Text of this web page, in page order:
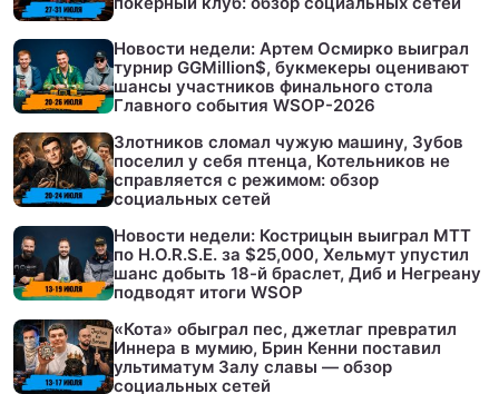
Новости недели: Артем Осмирко выиграл
турнир GGMillion$, букмекеры оценивают
шансы участников финального стола
Главного события WSOP-2026
Злотников сломал чужую машину, Зубов
поселил у себя птенца, Котельников не
справляется с режимом: обзор
социальных сетей
Новости недели: Кострицын выиграл МТТ
по H.O.R.S.E. за $25,000, Хельмут упустил
шанс добыть 18-й браслет, Диб и Негреану
подводят итоги WSOP
«Кота» обыграл пес, джетлаг превратил
Иннера в мумию, Брин Кенни поставил
ультиматум Залу славы — обзор
социальных сетей